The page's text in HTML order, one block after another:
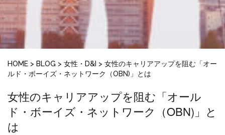
HOME > BLOG > 女性・D&I > 女性のキャリアアップを阻む「オー
ルド・ボーイズ・ネットワーク（OBN)」とは
女性のキャリアアップを阻む「オール
ド・ボーイズ・ネットワーク（OBN)」と
は